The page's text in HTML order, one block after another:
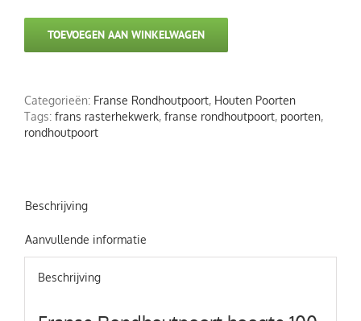
hoogte
100
cm
TOEVOEGEN AAN WINKELWAGEN
Categorieën: Franse Rondhoutpoort, Houten Poorten
Tags: frans rasterhekwerk, franse rondhoutpoort, poorten,
rondhoutpoort
Beschrijving
Aanvullende informatie
Beschrijving